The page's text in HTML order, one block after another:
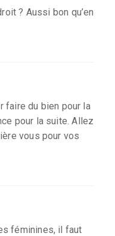
? Aussi bon qu’en
faire du bien pour la
pour la suite. Allez
vous pour vos
féminines, il faut